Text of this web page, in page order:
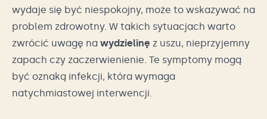
wydaje się być niespokojny, może to wskazywać na
problem zdrowotny. W takich sytuacjach warto
zwrócić uwagę na wydzielinę z uszu, nieprzyjemny
zapach czy zaczerwienienie. Te symptomy mogą
być oznaką infekcji, która wymaga
natychmiastowej interwencji.